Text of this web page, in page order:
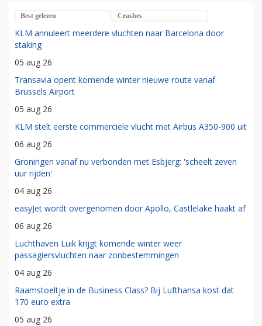
Best gelezen Crashes
KLM annuleert meerdere vluchten naar Barcelona door
staking
05 aug 26
Transavia opent komende winter nieuwe route vanaf
Brussels Airport
05 aug 26
KLM stelt eerste commerciële vlucht met Airbus A350-900 uit
06 aug 26
Groningen vanaf nu verbonden met Esbjerg: 'scheelt zeven
uur rijden'
04 aug 26
easyJet wordt overgenomen door Apollo, Castlelake haakt af
06 aug 26
Luchthaven Luik krijgt komende winter weer
passagiersvluchten naar zonbestemmingen
04 aug 26
Raamstoeltje in de Business Class? Bij Lufthansa kost dat
170 euro extra
05 aug 26